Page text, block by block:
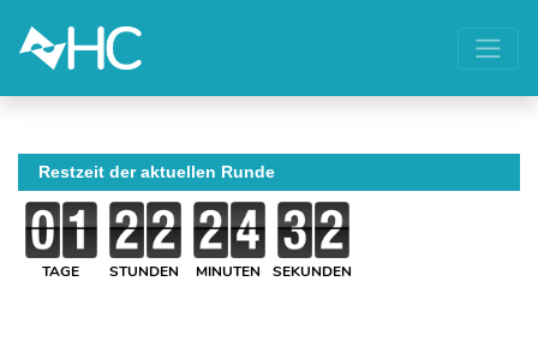
Restzeit der aktuellen Runde
TAGE STUNDEN MINUTEN SEKUNDEN